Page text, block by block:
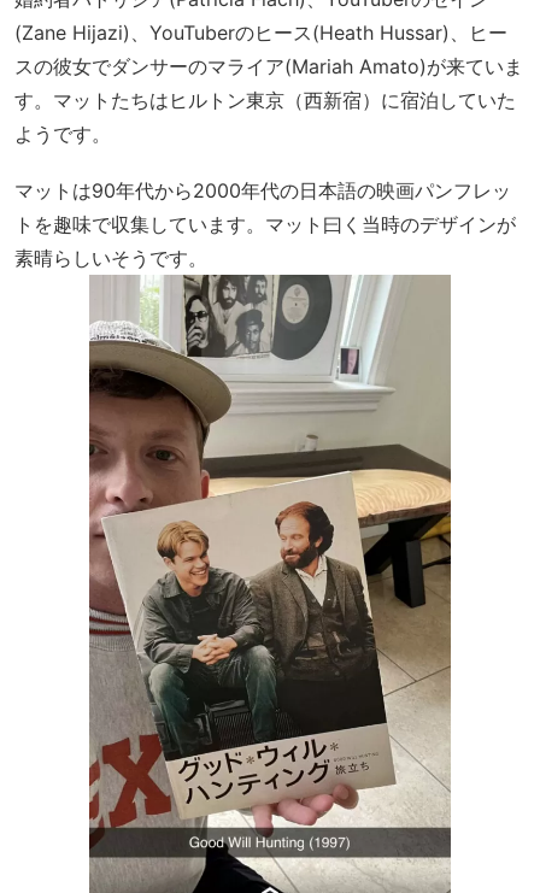
(Zane Hijazi)、YouTuberのヒース(Heath Hussar)、ヒー
スの彼女でダンサーのマライア(Mariah Amato)が来ていま
す。マットたちはヒルトン東京（西新宿）に宿泊していた
ようです。
マットは90年代から2000年代の日本語の映画パンフレッ
トを趣味で収集しています。マット曰く当時のデザインが
素晴らしいそうです。